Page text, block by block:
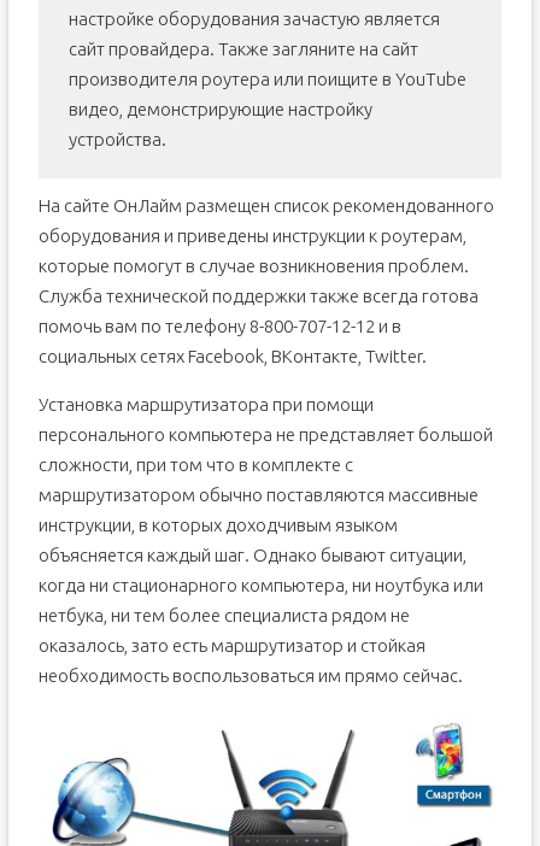
настройке оборудования зачастую является
сайт провайдера. Также загляните на сайт
производителя роутера или поищите в YouTube
видео, демонстрирующие настройку
устройства.
На сайте ОнЛайм размещен список рекомендованного
оборудования и приведены инструкции к роутерам,
которые помогут в случае возникновения проблем.
Служба технической поддержки также всегда готова
помочь вам по телефону 8-800-707-12-12 и в
социальных сетях Facebook, ВКонтакте, Twitter.
Установка маршрутизатора при помощи
персонального компьютера не представляет большой
сложности, при том что в комплекте с
маршрутизатором обычно поставляются массивные
инструкции, в которых доходчивым языком
объясняется каждый шаг. Однако бывают ситуации,
когда ни стационарного компьютера, ни ноутбука или
нетбука, ни тем более специалиста рядом не
оказалось, зато есть маршрутизатор и стойкая
необходимость воспользоваться им прямо сейчас.